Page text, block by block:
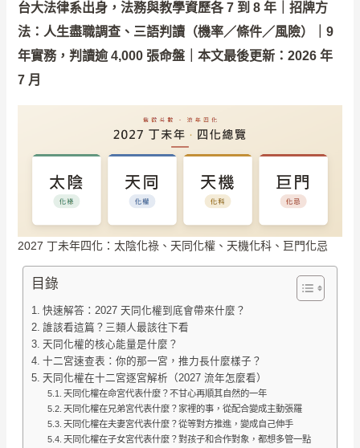
台大法律系出身，法務與教學資歷各 7 到 8 年｜招牌方
法：人生盡職調查、三語判讀（機率／條件／風險）｜9
年實務，判讀逾 4,000 張命盤｜本文最後更新：2026 年
7 月
2027 丁未年四化：太陰化祿、天同化權、天機化科、巨門化忌
目錄
快速解答：2027 天同化權到底會帶來什麼？
誰該看這篇？三類人最該往下看
天同化權的核心能量是什麼？
十二宮速查表：你的那一宮，推力長什麼樣子？
天同化權在十二宮逐宮解析（2027 流年怎麼看）
天同化權在命宮代表什麼？不甘心再順其自然的一年
天同化權在兄弟宮代表什麼？家裡的事，從配合變成主動張羅
天同化權在夫妻宮代表什麼？從等對方推進，變成自己伸手
天同化權在子女宮代表什麼？對孩子和合作對象，都想多管一點